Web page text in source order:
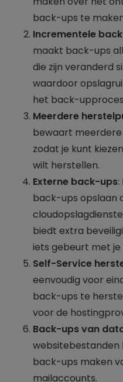
back-ups te
Incrementele
maakt back-ups
die zijn veranderd
waardoor
het back-
Meerdere
bewaart
zodat je kunt
wilt herstellen.
Externe back-ups
back-ups opslaan
biedt extra
iets gebeurt met
Self-Service
eenvoudig voor
back-ups te
voor de
Back-ups van
websitebestanden
back-ups maken
mailaccounts.